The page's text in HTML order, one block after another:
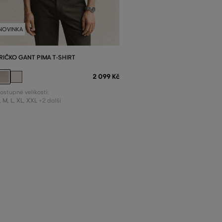
GANT PIMA T-SHIRT
2 099 Kč
velikosti:
, M, L, XL, XXL +2 další